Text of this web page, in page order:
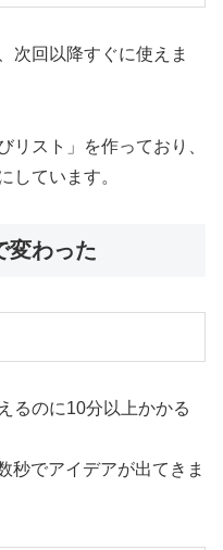
次回以降すぐに使えま
リスト」を作っており、
しています。
変わった
るのに10分以上かかる
秒でアイデアが出てきま